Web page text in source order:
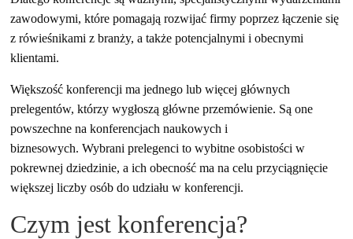
Porady
biznesowe
zawodowymi, które pomagają rozwijać firmy poprzez łączenie się
z rówieśnikami z branży, a także potencjalnymi i obecnymi
klientami.
Większość konferencji ma jednego lub więcej głównych
prelegentów, którzy wygłoszą główne przemówienie. Są one
powszechne na konferencjach naukowych i
biznesowych. Wybrani prelegenci to wybitne osobistości w
pokrewnej dziedzinie, a ich obecność ma na celu przyciągnięcie
większej liczby osób do udziału w konferencji.
Czym jest konferencja?